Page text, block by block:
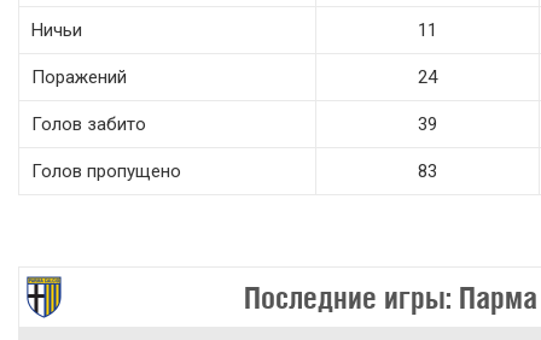
Ничьи 11
Поражений 24
Голов забито 39
Голов пропущено 83
Последние игры: Парма